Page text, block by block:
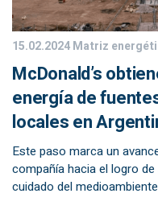
15.02.2024Matriz
McDonald’s
energía de
locales en
Este paso marca un
compañía hacia el logro
cuidado del